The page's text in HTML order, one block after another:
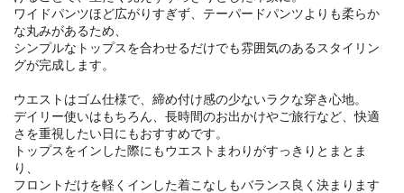
ワイドパンツほど広がりすぎず、テーパードパンツよりも柔らか
な丸みがあるため、
シンプルなトップスを合わせるだけでも雰囲気のあるスタイリン
グが完成します。
ウエストはゴム仕様で、締め付け感の少ないラクな穿き心地。
デイリー使いはもちろん、長時間のお出かけやご旅行など、快適
さを重視したい日にもおすすめです。
トップスをインした際にもウエストまわりがすっきりとまとま
り、
フロントだけを軽くインした着こなしもバランス良く決まります